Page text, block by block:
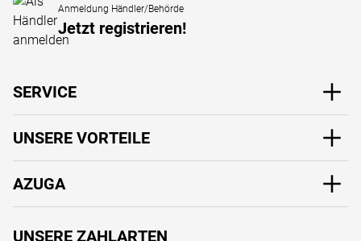
Anmeldung Händler/Behörde
Jetzt registrieren!
SERVICE
UNSERE VORTEILE
AZUGA
UNSERE ZAHLARTEN